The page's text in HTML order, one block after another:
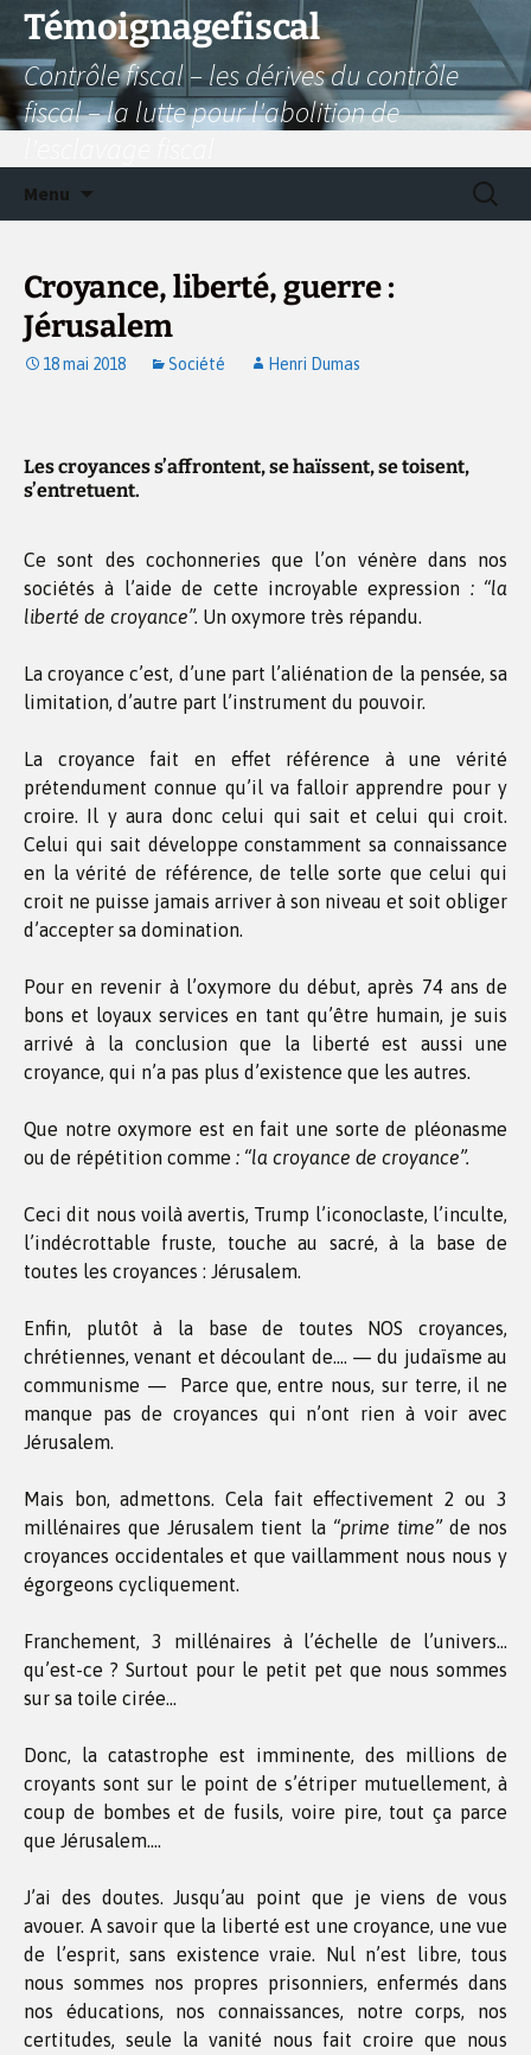
Aller
contenu
Témoignagefiscal
Contrôle fiscal – les dérives du contrôle
fiscal – la lutte pour l'abolition de
Menu
Croyance, liberté, guerre :
Jérusalem
18 mai 2018 Société Henri Dumas
Les croyances s’affrontent, se haïssent, se toisent,
s’entretuent.
Ce sont des cochonneries que l’on vénère dans nos
sociétés à l’aide de cette incroyable expression : “la
liberté de croyance”. Un oxymore très répandu.
La croyance c’est, d’une part l’aliénation de la pensée, sa
limitation, d’autre part l’instrument du pouvoir.
La croyance fait en effet référence à une vérité
prétendument connue qu’il va falloir apprendre pour y
croire. Il y aura donc celui qui sait et celui qui croit.
Celui qui sait développe constamment sa connaissance
en la vérité de référence, de telle sorte que celui qui
croit ne puisse jamais arriver à son niveau et soit obliger
d’accepter sa domination.
Pour en revenir à l’oxymore du début, après 74 ans de
bons et loyaux services en tant qu’être humain, je suis
arrivé à la conclusion que la liberté est aussi une
croyance, qui n’a pas plus d’existence que les autres.
Que notre oxymore est en fait une sorte de pléonasme
ou de répétition comme : “la croyance de croyance”.
Ceci dit nous voilà avertis, Trump l’iconoclaste, l’inculte,
l’indécrottable fruste, touche au sacré, à la base de
toutes les croyances : Jérusalem.
Enfin, plutôt à la base de toutes NOS croyances,
chrétiennes, venant et découlant de…. — du judaïsme au
communisme — Parce que, entre nous, sur terre, il ne
manque pas de croyances qui n’ont rien à voir avec
Jérusalem.
Mais bon, admettons. Cela fait effectivement 2 ou 3
millénaires que Jérusalem tient la “prime time”de nos
croyances occidentales et que vaillamment nous nous y
égorgeons cycliquement.
Franchement, 3 millénaires à l’échelle de l’univers…
qu’est-ce ? Surtout pour le petit pet que nous sommes
sur sa toile cirée…
Donc, la catastrophe est imminente, des millions de
croyants sont sur le point de s’étriper mutuellement, à
coup de bombes et de fusils, voire pire, tout ça parce
que Jérusalem….
J’ai des doutes. Jusqu’au point que je viens de vous
avouer. A savoir que la liberté est une croyance, une vue
de l’esprit, sans existence vraie. Nul n’est libre, tous
nous sommes nos propres prisonniers, enfermés dans
nos éducations, nos connaissances, notre corps, nos
certitudes, seule la vanité nous fait croire que nous